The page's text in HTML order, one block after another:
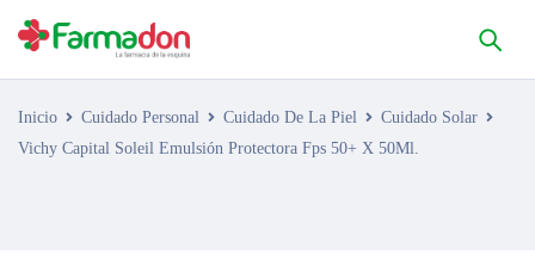
Inicio Cuidado Personal Cuidado De La Piel
Cuidado Solar
Vichy Capital Soleil Emulsión Protectora Fps 50+ X 50Ml.